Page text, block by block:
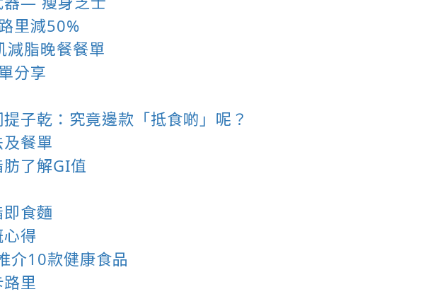
里減50%
減脂晚餐餐單
分享
子乾：究竟邊款「抵食啲」呢？
餐單
了解GI值
食麵
得
介10款健康食品
里